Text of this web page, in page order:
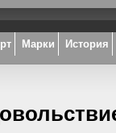
Марки История